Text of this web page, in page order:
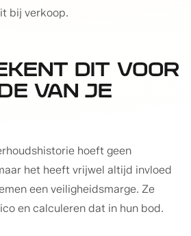
bij verkoop.
DIT VOOR
VAN JE
hoeft geen
het heeft vrijwel altijd invloed
een veiligheidsmarge. Ze
en calculeren dat in hun bod.